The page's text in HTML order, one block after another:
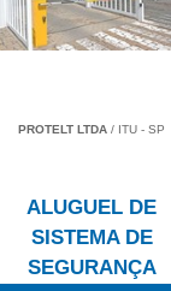
PROTELT LTDA / ITU - SP
ALUGUEL DE
SISTEMA DE
SEGURANÇA